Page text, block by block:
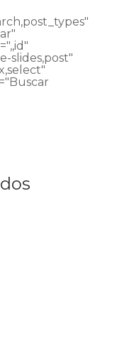
slides,post"